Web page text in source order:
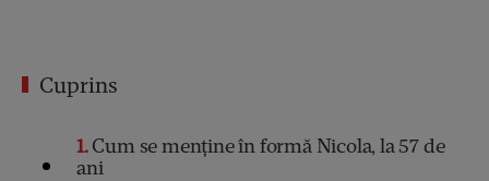
Cuprins
1Cum se menține în formă Nicola, la 57 de
ani